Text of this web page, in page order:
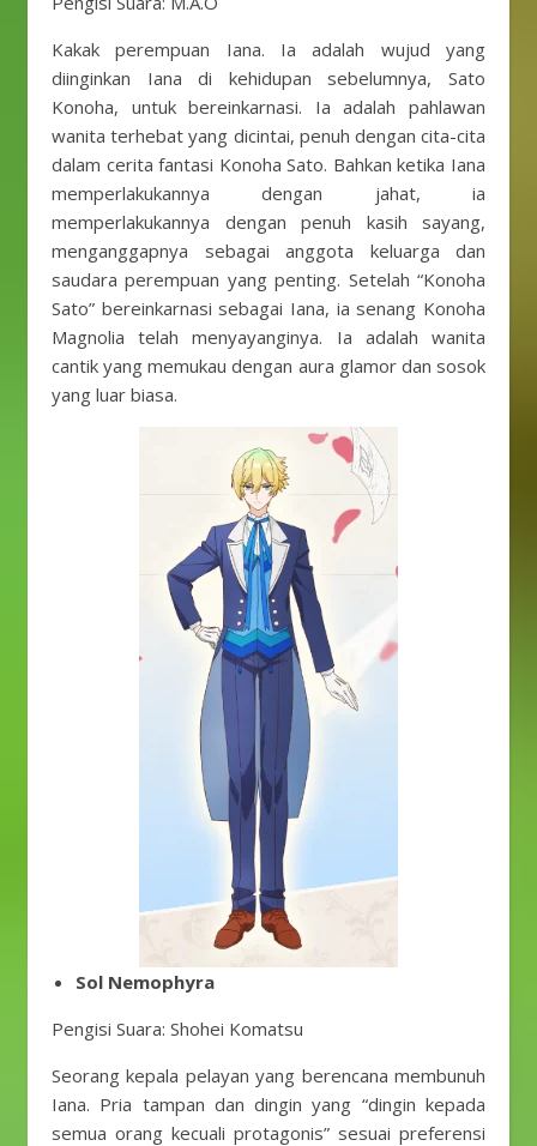
Kakak perempuan Iana. Ia adalah wujud yang
diinginkan Iana di kehidupan sebelumnya, Sato
Konoha, untuk bereinkarnasi. Ia adalah pahlawan
wanita terhebat yang dicintai, penuh dengan cita-cita
dalam cerita fantasi Konoha Sato. Bahkan ketika Iana
memperlakukannya dengan jahat, ia
memperlakukannya dengan penuh kasih sayang,
menganggapnya sebagai anggota keluarga dan
saudara perempuan yang penting. Setelah “Konoha
Sato” bereinkarnasi sebagai Iana, ia senang Konoha
Magnolia telah menyayanginya. Ia adalah wanita
cantik yang memukau dengan aura glamor dan sosok
yang luar biasa.
Sol Nemophyra
Pengisi Suara: Shohei Komatsu
Seorang kepala pelayan yang berencana membunuh
Iana. Pria tampan dan dingin yang “dingin kepada
semua orang kecuali protagonis” sesuai preferensi